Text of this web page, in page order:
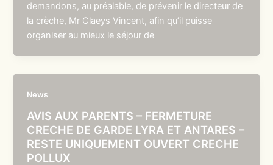
demandons, au préalable, de prévenir le directeur de
la crèche, Mr Claeys Vincent, afin qu’il puisse
organiser au mieux le séjour de
News
AVIS AUX PARENTS – FERMETURE
CRECHE DE GARDE LYRA ET ANTARES –
RESTE UNIQUEMENT OUVERT CRECHE
POLLUX